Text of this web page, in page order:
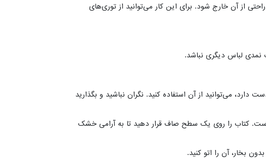
از آن خارج شود. برای این کار می‌توانید از توری‌های
نمدی لباس دیگری نباشد.
درجه شستشوی دست دارد، می‌توانید از آن استفاده کنید. نگران نباشید و بگذارید
است. کتاب را روی یک سطح صاف قرار دهید تا به آرامی خشک
بخار، آن را اتو کنید.